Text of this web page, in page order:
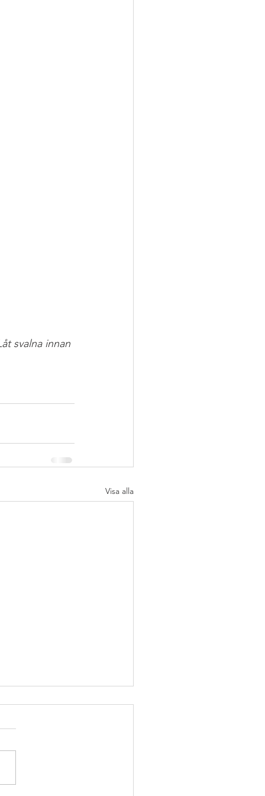
svalna innan
Visa alla